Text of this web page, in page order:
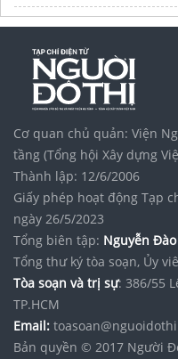
Vinhomes Saigon Park
noxh
Tập đoàn Bcons Group
Cơ quan chủ quản: Viện
tầng (Tổng hội Xây dựng
Thành lập: 12/6/2006
Giấy phép hoạt động Tạp
ngày 26/5/2023
Tổng biên tập: Nguyễn
Tổng thư ký tòa soạn, Ủy
Tòa soạn và trị sự: 386/55
TP.HCM
Email:
Bản quyền © 2017 Người